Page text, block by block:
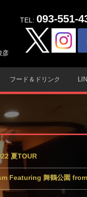
彦
TEL: 093-551-
フード＆ドリンク
夏TOUR
Featuring 舞鶴公園